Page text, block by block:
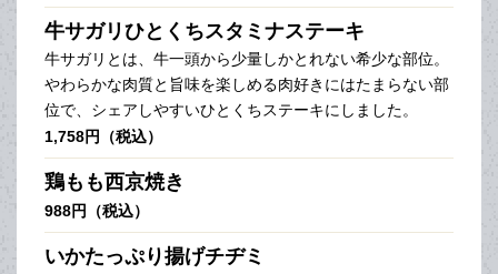
牛サガリひとくちスタミナステーキ
牛サガリとは、牛一頭から少量しかとれない希少な部位。
やわらかな肉質と旨味を楽しめる肉好きにはたまらない部
位で、シェアしやすいひとくちステーキにしました。
1,758円（税込）
鶏もも西京焼き
988円（税込）
いかたっぷり揚げチヂミ